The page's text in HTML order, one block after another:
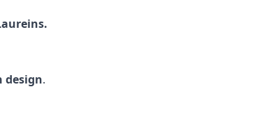
design.